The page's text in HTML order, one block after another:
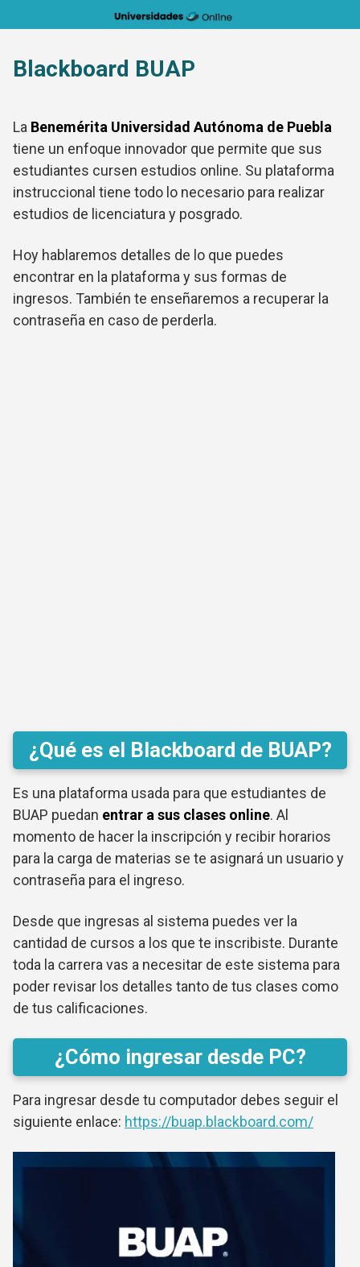
al
Blackboard BUAP
La Benemérita Universidad Autónoma de Puebla
tiene un enfoque innovador que permite que sus
estudiantes cursen estudios online. Su plataforma
instruccional tiene todo lo necesario para realizar
estudios de licenciatura y posgrado.
Hoy hablaremos detalles de lo que puedes
encontrar en la plataforma y sus formas de
ingresos. También te enseñaremos a recuperar la
contraseña en caso de perderla.
¿Qué es el Blackboard de BUAP?
Es una plataforma usada para que estudiantes de
BUAP puedan entrar a sus clases online. Al
momento de hacer la inscripción y recibir horarios
para la carga de materias se te asignará un usuario y
contraseña para el ingreso.
Desde que ingresas al sistema puedes ver la
cantidad de cursos a los que te inscribiste. Durante
toda la carrera vas a necesitar de este sistema para
poder revisar los detalles tanto de tus clases como
de tus calificaciones.
¿Cómo ingresar desde PC?
Para ingresar desde tu computador debes seguir el
siguiente enlace: https://buap.blackboard.com/